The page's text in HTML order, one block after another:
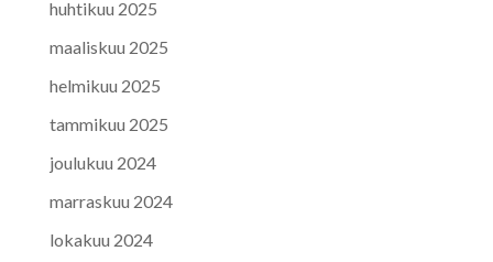
huhtikuu 2025
maaliskuu 2025
helmikuu 2025
tammikuu 2025
joulukuu 2024
marraskuu 2024
lokakuu 2024